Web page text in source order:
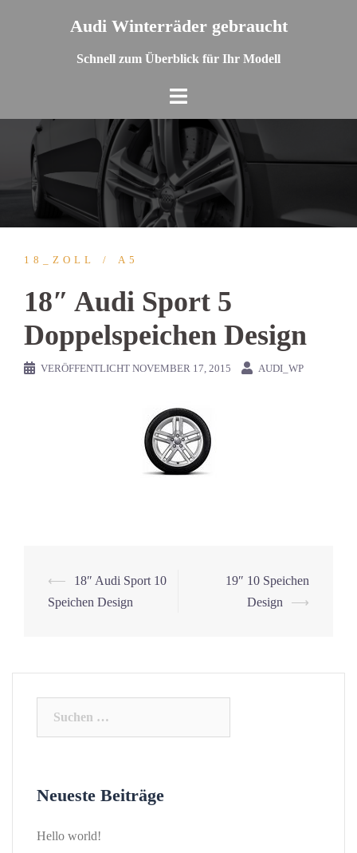
Audi Winterräder gebraucht
Schnell zum Überblick für Ihr Modell
18_ZOLL A5
18″ Audi Sport 5
Doppelspeichen Design
VERÖFFENTLICHT NOVEMBER 17, 2015 AUDI_WP
Beitrags-
Navigation
⟵
18″ Audi Sport 10
Speichen Design
19″ 10 Speichen
Design
⟶
Neueste Beiträge
Hello world!